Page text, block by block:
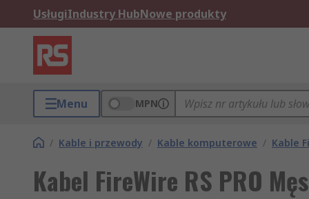
UsługiIndustry HubNowe produkty
Menu MPN
/ Kable i przewody / Kable komputerowe / Kable
Kabel FireWire RS PRO